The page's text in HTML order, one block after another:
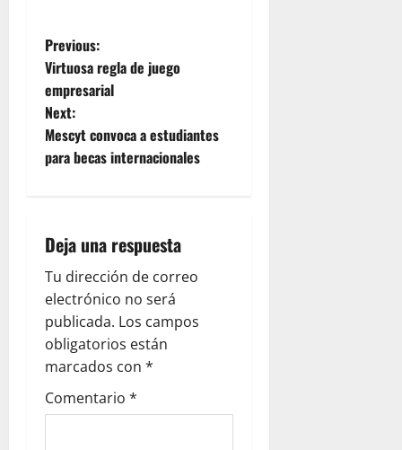
Mejía,
subdirector
del…
P
o
s
t
a
v
i
g
a
t
Previous:
Virtuosa regla de juego
empresarial
Next:
Mescyt convoca a estudiantes
para becas internacionales
Deja una respuesta
Tu dirección de correo
electrónico no será
publicada. Los campos
obligatorios están
marcados con *
Comentario *